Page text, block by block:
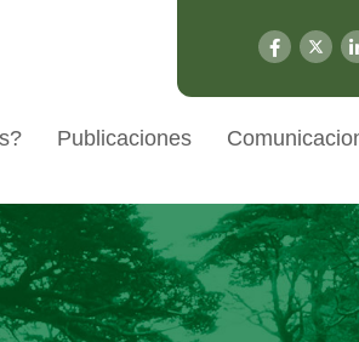
Publicaciones